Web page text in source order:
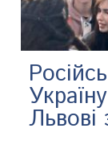
Львові